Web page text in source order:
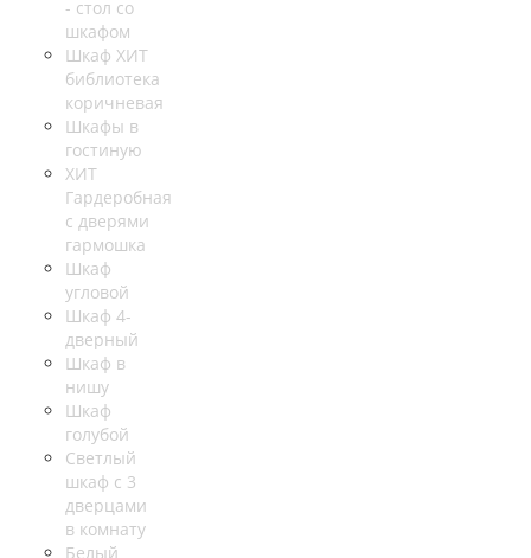
- стол со
шкафом
Шкаф ХИТ
библиотека
коричневая
Шкафы в
гостиную
ХИТ
Гардеробная
с дверями
гармошка
Шкаф
угловой
Шкаф 4-
дверный
Шкаф в
нишу
Шкаф
голубой
Светлый
шкаф с 3
дверцами
в комнату
Белый